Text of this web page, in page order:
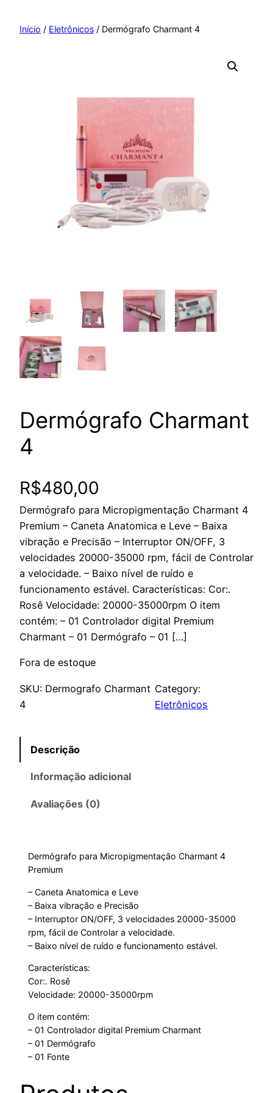
paraInício / Eletrônicos / Dermógrafo Charmant 4
Dermógrafo Charmant
4
R$480,00
Dermógrafo para Micropigmentação Charmant 4
Premium – Caneta Anatomica e Leve – Baixa
vibração e Precisão – Interruptor ON/OFF, 3
velocidades 20000-35000 rpm, fácil de Controlar
a velocidade. – Baixo nível de ruído e
funcionamento estável. Características: Cor:.
Rosê Velocidade: 20000-35000rpm O item
contém: – 01 Controlador digital Premium
Charmant – 01 Dermógrafo – 01 […]
Fora de estoque
SKU: Dermografo Charmant
4
Category:
Eletrônicos
Descrição
Informação adicional
Avaliações (0)
Dermógrafo para Micropigmentação Charmant 4
Premium
– Caneta Anatomica e Leve
– Baixa vibração e Precisão
– Interruptor ON/OFF, 3 velocidades 20000-35000
rpm, fácil de Controlar a velocidade.
– Baixo nível de ruído e funcionamento estável.
Características:
Cor:. Rosê
Velocidade: 20000-35000rpm
O item contém:
– 01 Controlador digital Premium Charmant
– 01 Dermógrafo
– 01 Fonte